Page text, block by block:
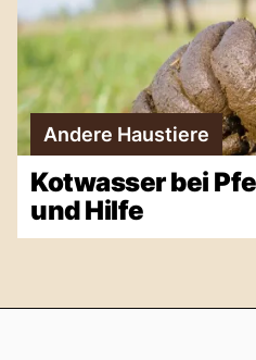
Andere Haustiere
Kotwasser bei
und Hilfe